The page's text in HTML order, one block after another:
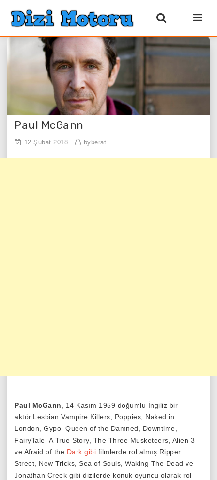
Paul McGann
12 Şubat 2018 byberat
Paul McGann , 14 Kasım 1959 doğumlu İngiliz bir
aktör.Lesbian Vampire Killers, Poppies, Naked in
London, Gypo, Queen of the Damned, Downtime,
FairyTale: A True Story, The Three Musketeers, Alien 3
ve Afraid of the Dark gibi filmlerde rol almış.Ripper
Street, New Tricks, Sea of Souls, Waking The Dead ve
Jonathan Creek gibi dizilerde konuk oyuncu olarak rol